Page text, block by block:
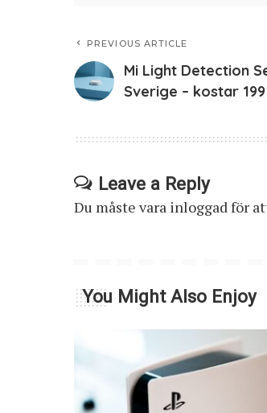
PREVIOUS ARTICLE
Mi Light Detection
Sverige – kostar
Leave a Reply
Du måste vara inloggadför
You Might Also Enjoy